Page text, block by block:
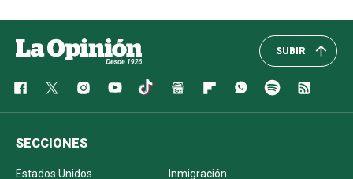
SUBIR
SECCIONES
Estados Unidos
Inmigración